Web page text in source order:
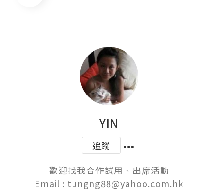
YIN
追蹤
歡迎找我合作試用、出席活動
Email : tungng88@yahoo.com.hk